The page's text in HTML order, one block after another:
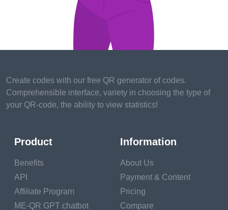
เครื่องสร้างรหัส QR
จะช่วยให้คุณบรรลุผลลัพธ์ที่
เครื่องมือนี้เป็นที่นิยมในแวดวงธุรกิจ
ต่างๆ และสามารถช่วยบริษัทของคุณในการเพิ่ม
สร้าง
รหัส QR ทันที!
ใส่ลิงก์รหัส QR ของคุณ เพิ่มชื่อสำหรับ QR ของคุณ
Create codes with our free QR generator of codes.
Comprehensible interface, variety in choosing the type of
your QR-code, the ability to view statistics!
Product
Benefits
API
Affiliate Program
ME-QR GPT chatbot
Information
About Us
Payment & Content
Pricing
Compare